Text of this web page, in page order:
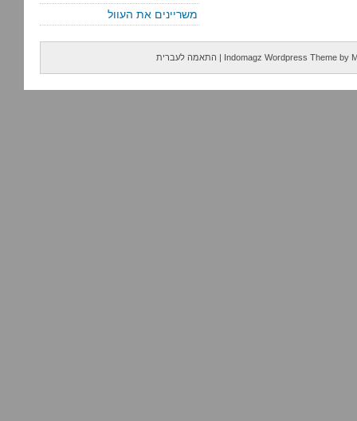
משריינים את העוול
Indomagz Wordpress Theme by
| התאמה לעברית